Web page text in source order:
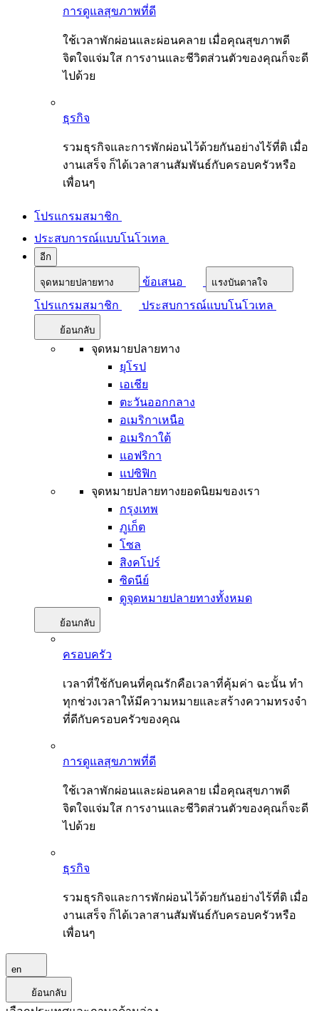
การดูแลสุขภาพที่ดี
ใช้เวลาพักผ่อนและผ่อนคลาย เมื่อคุณสุขภาพดี
จิตใจแจ่มใส การงานและชีวิตส่วนตัวของคุณก็จะดี
ไปด้วย
ธุรกิจ
รวมธุรกิจและการพักผ่อนไว้ด้วยกันอย่างไร้ที่ติ เมื่อ
งานเสร็จ ก็ได้เวลาสานสัมพันธ์กับครอบครัวหรือ
เพื่อนๆ
โปรแกรมสมาชิก
ประสบการณ์แบบโนโวเทล
อีก
จุดหมายปลายทาง ข้อเสนอ แรงบันดาลใจ
โปรแกรมสมาชิก ประสบการณ์แบบโนโวเทล
ย้อนกลับ
จุดหมายปลายทาง
ยุโรป
เอเชีย
ตะวันออกกลาง
อเมริกาเหนือ
อเมริกาใต้
แอฟริกา
แปซิฟิก
จุดหมายปลายทางยอดนิยมของเรา
กรุงเทพ
ภูเก็ต
โซล
สิงคโปร์
ซิดนีย์
ดูจุดหมายปลายทางทั้งหมด
ย้อนกลับ
ครอบครัว
เวลาที่ใช้กับคนที่คุณรักคือเวลาที่คุ้มค่า ฉะนั้น ทำ
ทุกช่วงเวลาให้มีความหมายและสร้างความทรงจำ
ที่ดีกับครอบครัวของคุณ
การดูแลสุขภาพที่ดี
ใช้เวลาพักผ่อนและผ่อนคลาย เมื่อคุณสุขภาพดี
จิตใจแจ่มใส การงานและชีวิตส่วนตัวของคุณก็จะดี
ไปด้วย
ธุรกิจ
รวมธุรกิจและการพักผ่อนไว้ด้วยกันอย่างไร้ที่ติ เมื่อ
งานเสร็จ ก็ได้เวลาสานสัมพันธ์กับครอบครัวหรือ
เพื่อนๆ
en
ย้อนกลับ